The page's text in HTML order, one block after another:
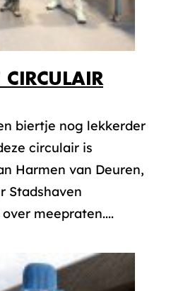
CIRCULAIR
biertje nog lekkerder
circulair is
Harmen van Deuren,
Stadshaven
meepraten....